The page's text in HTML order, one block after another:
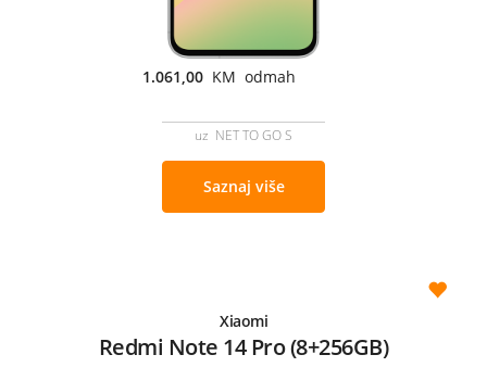
1.061,00 KM odmah
uz NET TO GO S
Saznaj više
Xiaomi
Redmi Note 14 Pro (8+256GB)